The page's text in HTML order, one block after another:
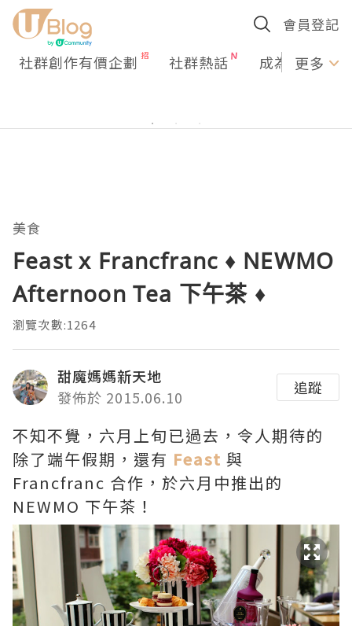
會員登記
社群創作有價企劃 社群熱話 成為U更多
美食
Feast x Francfranc ♦ NEWMO
Afternoon Tea 下午茶 ♦
瀏覽次數:1264
甜魔媽媽新天地
發佈於 2015.06.10
追蹤
不知不覺，六月上旬已過去，令人期待的
除了端午假期，還有 Feast 與
Francfranc 合作，於六月中推出的
NEWMO 下午茶！